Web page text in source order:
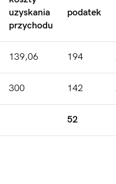
uzyskania
przychodu
podatek
139,06 194
300 142
52